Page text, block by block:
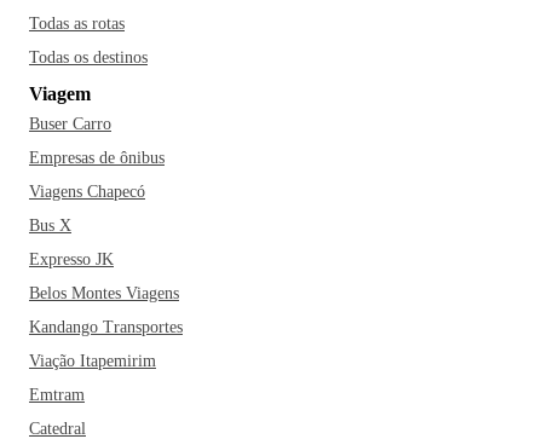
Todas as rotas
Todas os destinos
Viagem
Buser Carro
Empresas de ônibus
Viagens Chapecó
Bus X
Expresso JK
Belos Montes Viagens
Kandango Transportes
Viação Itapemirim
Emtram
Catedral